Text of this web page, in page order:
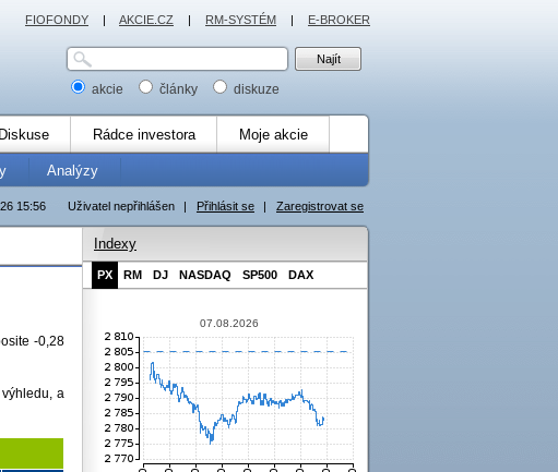
akcie články diskuze
Diskuse Rádce investora Moje akcie
Analýzy
Uživatel nepřihlášen | Přihlásit se | Zaregistrovat se
15:56
-0,28
a
Indexy
PX RM DJ NASDAQ SP500 DAX
07.08.2026
FIOFONDY | AKCIE.CZ | RM-SYSTÉM | E-BROKER